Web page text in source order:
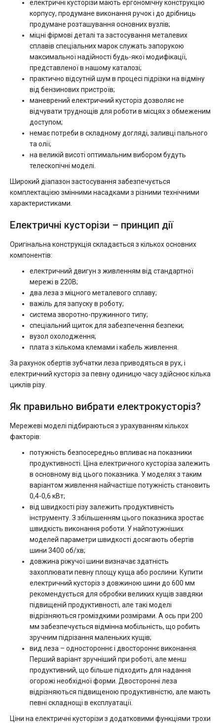
електричні кусторізи мають ергономічну конструкцію
корпусу, продумане виконання ручок і до дрібниць
продумане розташування основних вузлів;
міцні фірмові деталі та застосування металевих
сплавів спеціальних марок служать запорукою
максимальної надійності будь-якої модифікації,
представленої в нашому каталозі;
практично відсутній шум в процесі підрізки на відміну
від бензинових пристроїв;
маневрений електричний кусторіз дозволяє не
відчувати труднощів для роботи в місцях з обмеженим
доступом;
немає потреби в складному догляді, заливці пального
та олії;
на великій висоті оптимальним вибором будуть
телескопічні моделі.
Широкий діапазон застосування забезпечується
комплектацією змінними насадками з різними технічними
характеристиками.
Електричні кусторізи – принцип дії
Оригінальна конструкція складається з кількох основних
компонентів:
електричний двигун з живленням від стандартної
мережі в 220В;
два леза з міцного металевого сплаву;
важіль для запуску в роботу;
система зворотно-пружинного типу;
спеціальний щиток для забезпечення безпеки;
вузол охолодження;
плата з кількома клемами і кабель живлення.
За рахунок обертів зубчатки леза приводяться в рух, і
електричний кусторіз за певну одиницю часу здійснює кілька
циклів різу.
Як правильно вибрати електрокусторіз?
Мережеві моделі підбираються з урахуванням кількох
факторів:
потужність безпосередньо впливає на показники
продуктивності. Ціна електричного кусторіза залежить
в основному від цього показника. У моделях з таким
варіантом живлення найчастіше потужність становить
0,4-0,6 кВт;
від швидкості різу залежить продуктивність
інструменту. З збільшенням цього показника зростає
швидкість виконання роботи. У найпотужніших
моделей параметри швидкості досягають обертів
шини 3400 об/хв;
довжина ріжучої шини визначає здатність
захоплювати певну площу куща або рослини. Купити
електричний кусторіз з довжиною шини до 600 мм
рекомендується для обробки великих кущів завдяки
підвищеній продуктивності, але такі моделі
відрізняються громіздкими розмірами. А ось при 200
мм забезпечується відмінна мобільність, що робить
зручним підрізання маленьких кущів;
вид леза – одностороннє і двостороннє виконання.
Перший варіант зручніший при роботі, але менш
продуктивний, що більше підходить для надання
огорожі необхідної форми. Двосторонні леза
відрізняються підвищеною продуктивністю, але мають
певні складнощі в експлуатації.
Ціни на електричні кусторізи з додатковими функціями трохи